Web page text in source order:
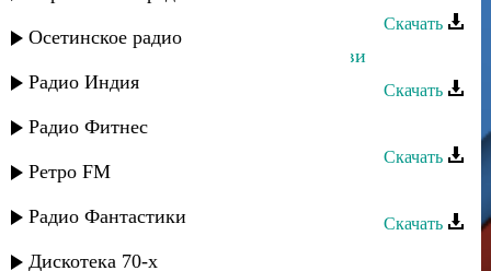
Осетинское радио
Радио Индия
Радио Фитнес
Ретро FM
Радио Фантастики
Дискотека 70-х
Скачать
Апанди Магомедов - Красота любви
Скачать
Гаджимурад - Просьба
Скачать
Гаджимурад - Москва
Скачать
Гаджимурад Рамазанов - Просьба